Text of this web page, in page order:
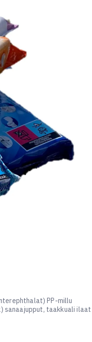
PP-millu
sanaajupput, taakkuali ilaat